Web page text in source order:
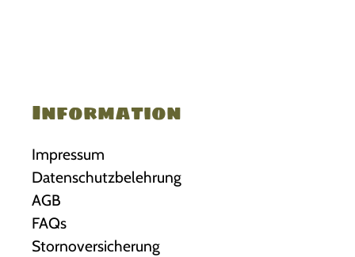
Information
Impressum
Datenschutzbelehrung
AGB
FAQs
Stornoversicherung